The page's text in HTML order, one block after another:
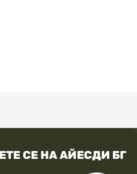
СЕ НА АЙЕСДИ БГ